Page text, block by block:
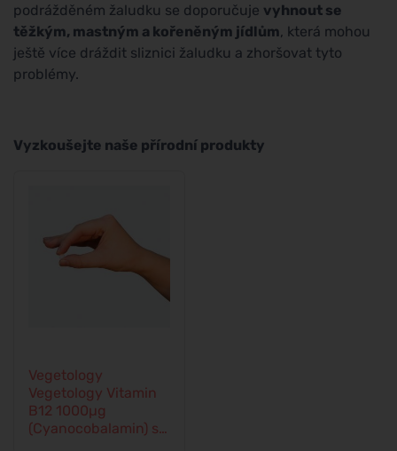
podrážděném žaludku se doporučuje vyhnout se
těžkým, mastným a kořeněným jídlům, která mohou
ještě více dráždit sliznici žaludku a zhoršovat tyto
problémy.
Vyzkoušejte naše přírodní produkty
Vegetology
Vegetology Vitamin
B12 1000µg
(Cyanocobalamin) s